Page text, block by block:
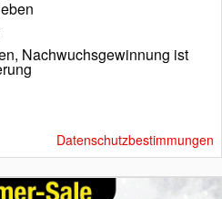
Nachwuchsgewinnung ist
Datenschutzbestimmungen